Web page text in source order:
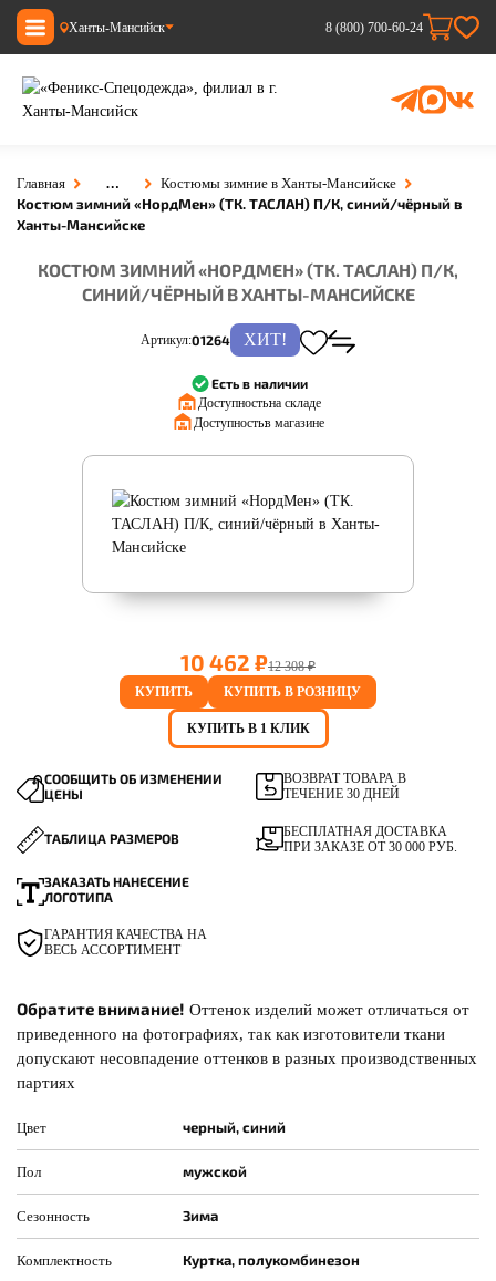
Ханты-Мансийск 8 (800) 700-60-24
Главная … Костюмы зимние в Ханты-Мансийске
Костюм зимний «НордМен» (ТК. ТАСЛАН) П/К, синий/чёрный в
Ханты-Мансийске
КОСТЮМ ЗИМНИЙ «НОРДМЕН» (ТК. ТАСЛАН) П/К,
СИНИЙ/ЧЁРНЫЙ В ХАНТЫ-МАНСИЙСКЕ
Артикул:01264 ХИТ!
Есть в наличии
Доступность:на складе
Доступность:в магазине
10 462 ₽12 308 ₽
КУПИТЬ
КУПИТЬ В РОЗНИЦУ
КУПИТЬ В 1 КЛИК
СООБЩИТЬ ОБ ИЗМЕНЕНИИ
ЦЕНЫ
ВОЗВРАТ ТОВАРА В
ТЕЧЕНИЕ 30 ДНЕЙ
ТАБЛИЦА РАЗМЕРОВ
ЗАКАЗАТЬ НАНЕСЕНИЕ
ЛОГОТИПА
ГАРАНТИЯ КАЧЕСТВА НА
ВЕСЬ АССОРТИМЕНТ
БЕСПЛАТНАЯ ДОСТАВКА
ПРИ ЗАКАЗЕ ОТ 30 000 РУБ.
Обратите внимание! Оттенок изделий может отличаться от
приведенного на фотографиях, так как изготовители ткани
допускают несовпадение оттенков в разных производственных
партиях
Цвет черный, синий
Пол мужской
Сезонность Зима
Комплектность Куртка, полукомбинезон